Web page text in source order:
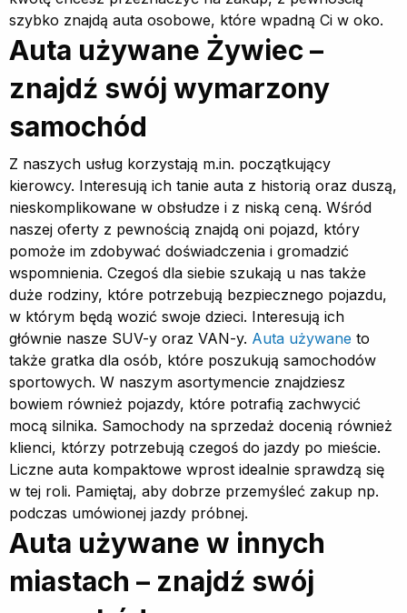
szybko znajdą auta osobowe, które wpadną Ci w oko.
Auta używane Żywiec –
znajdź swój wymarzony
samochód
Z naszych usług korzystają m.in. początkujący
kierowcy. Interesują ich tanie auta z historią oraz duszą,
nieskomplikowane w obsłudze i z niską ceną. Wśród
naszej oferty z pewnością znajdą oni pojazd, który
pomoże im zdobywać doświadczenia i gromadzić
wspomnienia. Czegoś dla siebie szukają u nas także
duże rodziny, które potrzebują bezpiecznego pojazdu,
w którym będą wozić swoje dzieci. Interesują ich
głównie nasze SUV-y oraz VAN-y. Auta używane to
także gratka dla osób, które poszukują samochodów
sportowych. W naszym asortymencie znajdziesz
bowiem również pojazdy, które potrafią zachwycić
mocą silnika. Samochody na sprzedaż docenią również
klienci, którzy potrzebują czegoś do jazdy po mieście.
Liczne auta kompaktowe wprost idealnie sprawdzą się
w tej roli. Pamiętaj, aby dobrze przemyśleć zakup np.
podczas umówionej jazdy próbnej.
Auta używane w innych
miastach – znajdź swój